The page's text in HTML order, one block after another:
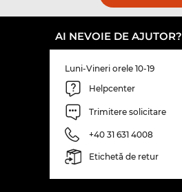
AI NEVOIE DE AJUTOR?
Luni-Vineri orele 10-19
Helpcenter
Trimitere solicitare
+40 31 631 4008
Etichetă de retur